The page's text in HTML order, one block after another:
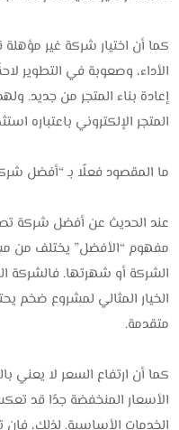
كما أن اختيار شركة غير
الأداء، وصعوبة في التطوير
إعادة بناء المتجر من جديد.
المتجر الإلكتروني باعتباره
ما المقصود فعلًا بـ “أفضل
عند الحديث عن أفضل شركة
مفهوم “الأفضل” يختلف من
الشركة أو شهرتها. فالشركة
الخيار المثالي لمشروع ضخم
متقدمة.
كما أن ارتفاع السعر لا يعني
الأسعار المنخفضة جدًا قد